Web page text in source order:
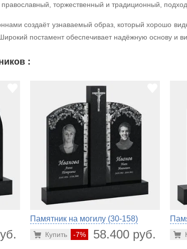
торжественный и традиционный,
создаёт узнаваемый образ, который хорошо
постамент обеспечивает надёжную основу и
:
Памятник на могилу (30-158)
-7% 58.400 руб.
Купить